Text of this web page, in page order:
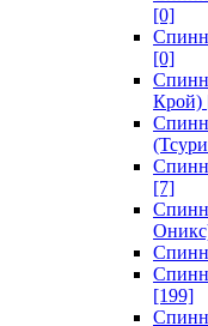
[0]
[0]
Крой)
[7]
[199]